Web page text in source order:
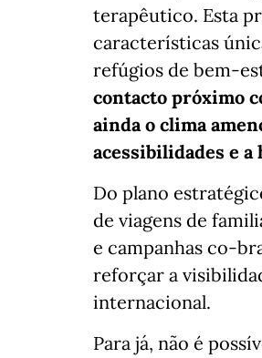
terapêutico. Esta
características
refúgios de bem-
contacto próximo
ainda o clima
acessibilidades e
Do plano
de viagens de
e campanhas co-
reforçar a
internacional.
Para já, não é